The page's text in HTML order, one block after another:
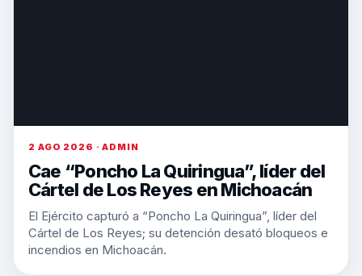
2 AGO 2026 · ADMIN
Cae “Poncho La Quiringua”, líder del
Cártel de Los Reyes en Michoacán
El Ejército capturó a “Poncho La Quiringua”, líder del
Cártel de Los Reyes; su detención desató bloqueos e
incendios en Michoacán.